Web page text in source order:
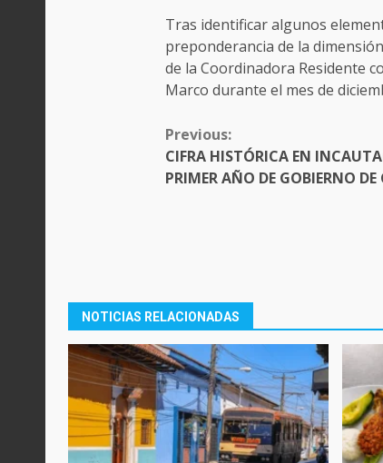
Tras identificar algunos
preponderancia de la
de la Coordinadora Residente
Marco durante el mes de
CONTINUE
READING
Previous:
CIFRA HISTÓRICA EN
PRIMER AÑO DE GOBIERNO
NOTICIAS RELACIONADAS